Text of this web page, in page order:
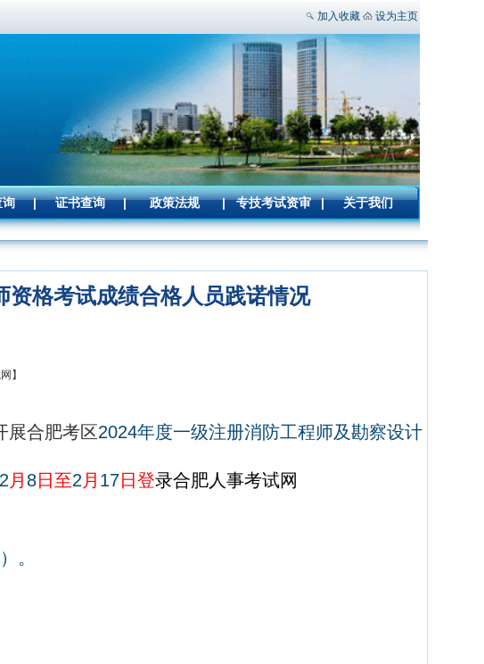
加入收藏 设为主页
| 证书查询 | 政策法规 | 专技考试资审 | 关于我们
资格考试成绩合格人员践诺情况
】
展合肥考区2024年度一级注册消防工程师及勘察设计
月 8日至2 月 17日登录合肥人事考试网
）。